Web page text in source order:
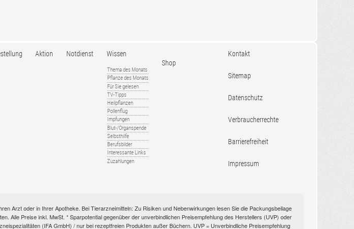
Aktion Notdienst Wissen
Thema des Monats
Pflanze des Monats
Für Sie gelesen
TV-Tipps
Heilpflanzen
Pollenflug
Impfungen
Blut-/Organspende
Selbsthilfe
Berufsbilder
Interessante Links
Zuzahlungen
Shop
Kontakt
Sitemap
Datenschutz
Verbraucherrechte
Barrierefreiheit
Impressum
Arzt oder in Ihrer Apotheke. Bei Tierarzneimitteln: Zu Risiken und Nebenwirkungen lesen Sie die Packungsbeilage
Alle Preise inkl. MwSt. * Sparpotential gegenüber der unverbindlichen Preisempfehlung des Herstellers (UVP) oder
(IFA GmbH) / nur bei rezeptfreien Produkten außer Büchern. UVP = Unverbindliche Preisempfehlung